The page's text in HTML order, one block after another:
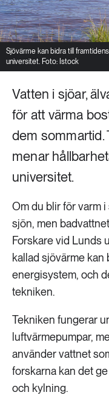
Sjövärme kan bidra till
universitet. Foto: Istock
Vatten i sjöar,
för att värma
dem sommartid.
menar
universitet.
Om du blir för varm
sjön, men
Forskare vid Lunds
kallad sjövärme
energisystem, och
tekniken.
Tekniken fungerar
luftvärmepumpar,
använder vattnet
forskarna kan det
och kylning.